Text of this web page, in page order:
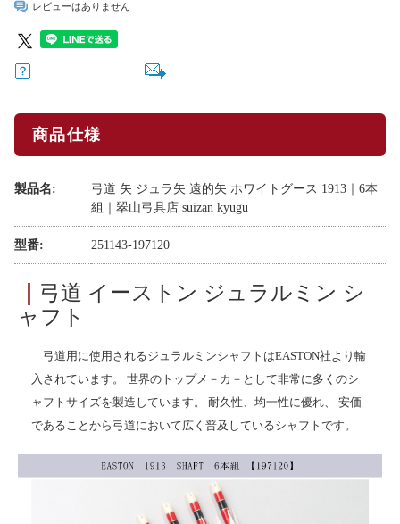
レビューはありません
商品仕様
製品名:
弓道 矢 ジュラ矢 遠的矢 ホワイトグース 1913｜6本
組｜翠山弓具店 suizan kyugu
型番: 251143-197120
弓道 イーストン ジュラルミン シ
ャフト
弓道用に使用されるジュラルミンシャフトはEASTON社より輸
入されています。 世界のトップメ－カ－として非常に多くのシ
ャフトサイズを製造しています。 耐久性、均一性に優れ、 安価
であることから弓道において広く普及しているシャフトです。